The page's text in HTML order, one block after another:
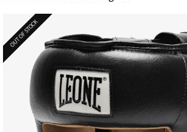
OUT OF STOCK